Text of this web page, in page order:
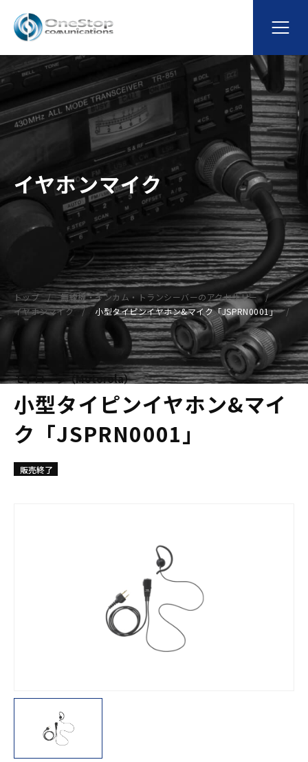
イヤホンマイク
トップ
無線機・インカム・トランシーバーのアクセサリー
イヤホンマイク
小型タイピンイヤホン&マイク「JSPRN0001」
モトローラ（Motorola）
小型タイピンイヤホン&マイ
ク「JSPRN0001」
販売終了